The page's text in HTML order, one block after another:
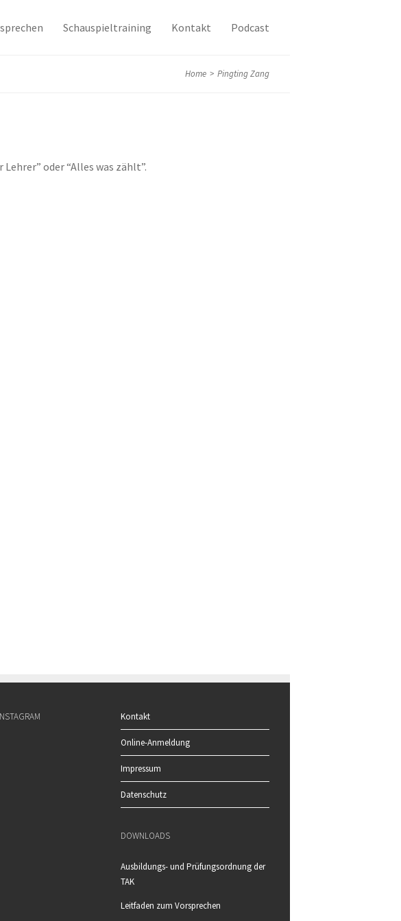
Schauspieltraining Kontakt Podcast
Home > Pingting Zang
oder “Alles was zählt”.
Kontakt
Online-Anmeldung
Impressum
Datenschutz
DOWNLOADS
Ausbildungs- und Prüfungsordnung der
TAK
Leitfaden zum Vorsprechen